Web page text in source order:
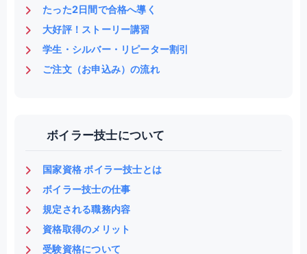
たった2日間で合格へ導く
大好評！ストーリー講習
学生・シルバー・リピーター割引
ご注文（お申込み）の流れ
ボイラー技士について
国家資格 ボイラー技士とは
ボイラー技士の仕事
規定される職務内容
資格取得のメリット
受験資格について